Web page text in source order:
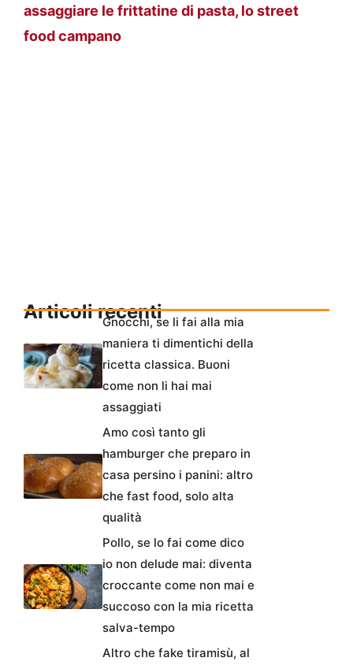
assaggiare le frittatine di pasta, lo street
food campano
Articoli recentiGnocchi, se li fai alla mia
maniera ti dimentichi della
ricetta classica. Buoni
come non li hai mai
assaggiati
Amo così tanto gli
hamburger che preparo in
casa persino i panini: altro
che fast food, solo alta
qualità
Pollo, se lo fai come dico
io non delude mai: diventa
croccante come non mai e
succoso con la mia ricetta
salva-tempo
Altro che fake tiramisù, al